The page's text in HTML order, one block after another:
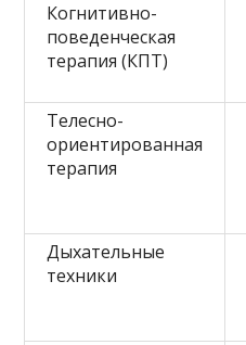
Когнитивно-
поведенческая
терапия (КПТ)
Телесно-
ориентированная
терапия
Дыхательные
техники